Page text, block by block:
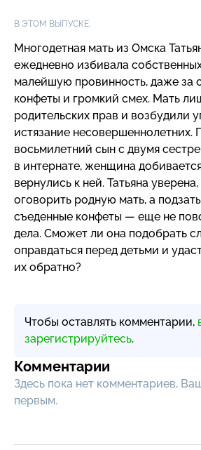
В ЭТОМ ВЫПУСКЕ:
Многодетная мать из Омска
ежедневно избивала
малейшую провинность, даже за
конфеты и громкий смех. Мать
родительских прав и возбудили
истязание несовершеннолетних.
восьмилетний сын с двумя
в интернате, женщина
вернулись к ней. Татьяна
оговорить родную мать, а
съеденные конфеты — еще не
дела. Сможет ли она подобрать
оправдаться перед детьми и
их обратно?
Чтобы оставлять комментарии,
зарегистрируйтесь.
Комментарии
Здесь пока нет комментариев,
первым.